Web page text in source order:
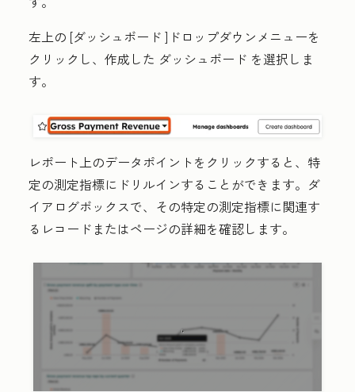
左上の [ダッシュボード ]ドロップダウンメニューを
クリックし、作成した ダッシュボード を選択しま
す。
レポート上のデータポイントをクリックすると、特
定の測定指標にドリルインすることができます。ダ
イアログボックスで、その特定の測定指標に関連す
るレコードまたはページの詳細を確認します。